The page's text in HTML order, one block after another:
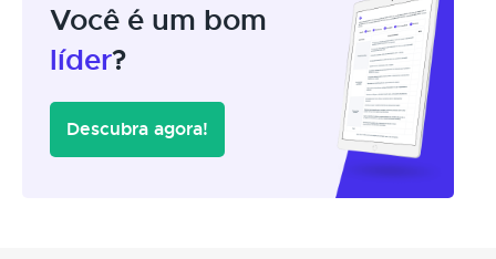
Você é um bom
líder?
Descubra agora!